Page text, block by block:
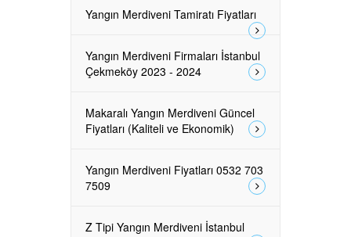
Yangın Merdiveni Tamiratı Fiyatları
Yangın Merdiveni Firmaları İstanbul
Çekmeköy 2023 - 2024
Makaralı Yangın Merdiveni Güncel
Fiyatları (Kaliteli ve Ekonomik)
Yangın Merdiveni Fiyatları 0532 703
7509
Z Tipi Yangın Merdiveni İstanbul